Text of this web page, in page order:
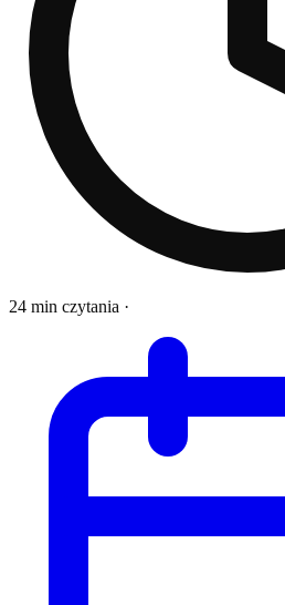
24 min czytania ·